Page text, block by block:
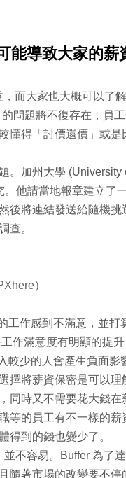
能導致大家的薪
而大家也大概可以了
問題將不復存在，員
懂得「討價還價」或
。加州大學 (University
他請當地報章建立了
後將連結發送給隨機挑
查。
）
工作感到不滿意，並打
作滿意度有明顯的提
較少的人會產生負面影
擇將薪資保密是可以理
同時又不需要花大錢在
等的員工有不一樣的薪
得到的錢也變少了。
不容易。Buffer 為了
隨著市場的改變要不停